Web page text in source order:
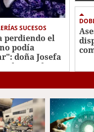
SUCESOS
perdiendo el
podía
doña Josefa
en